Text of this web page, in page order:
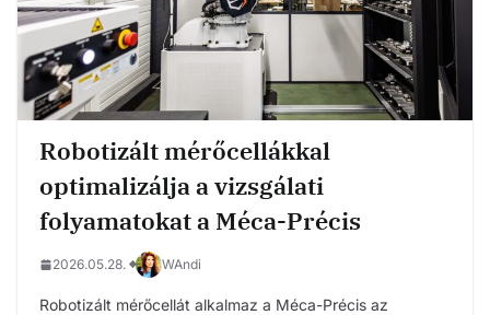
Robotizált mérőcellákkal
optimalizálja a vizsgálati
folyamatokat a Méca-Précis
2026.05.28. WAndi
Robotizált mérőcellát alkalmaz a Méca-Précis az